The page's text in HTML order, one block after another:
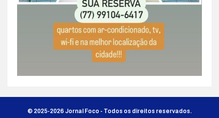
© 2025-2026 Jornal Foco - Todos os direitos reservados.